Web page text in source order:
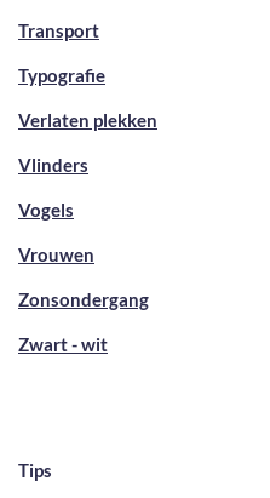
Transport
Typografie
Verlaten plekken
Vlinders
Vogels
Vrouwen
Zonsondergang
Zwart - wit
Tips